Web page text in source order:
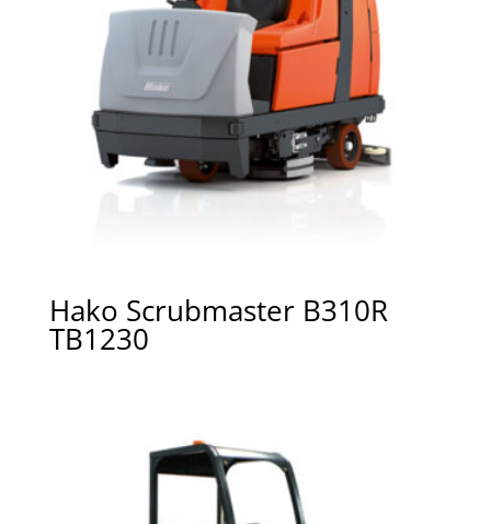
Hako Scrubmaster B310R
TB1230